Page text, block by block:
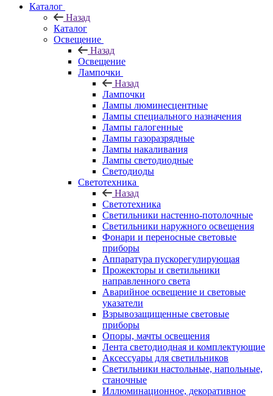
Каталог
Назад
Каталог
Освещение
Назад
Освещение
Лампочки
Назад
Лампочки
Лампы люминесцентные
Лампы специального назначения
Лампы галогенные
Лампы газоразрядные
Лампы накаливания
Лампы светодиодные
Светодиоды
Светотехника
Назад
Светотехника
Светильники настенно-потолочные
Светильники наружного освещения
Фонари и переносные световые
приборы
Аппаратура пускорегулирующая
Прожекторы и светильники
направленного света
Аварийное освещение и световые
указатели
Взрывозащищенные световые
приборы
Опоры, мачты освещения
Лента светодиодная и комплектующие
Аксессуары для светильников
Светильники настольные, напольные,
станочные
Иллюминационное, декоративное